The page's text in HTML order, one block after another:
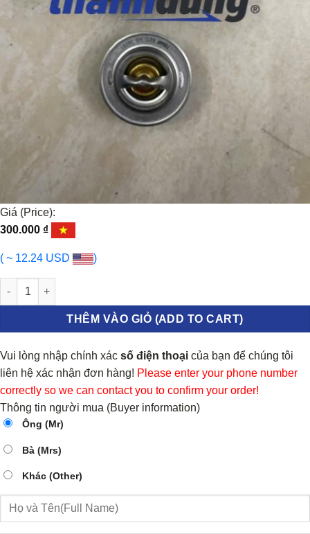
Giá (Price):
300.000 ₫
( ~ 12.24 USD )
VAN HẰNG NHIỆT SRM T30 465Q 2017-2023 | 3075182D số lượng
THÊM VÀO GIỎ (ADD TO CART)
Vui lòng nhập chính xác số điện thoại của bạn để chúng tôi
liên hệ xác nhận đơn hàng! Please enter your phone number
correctly so we can contact you to confirm your order!
Thông tin người mua (Buyer information)
Ông (Mr)
Bà (Mrs)
Khác (Other)